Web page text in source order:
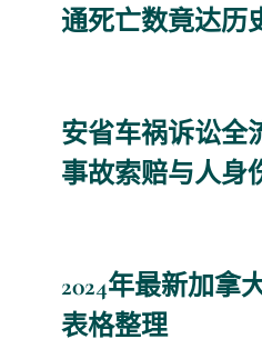
通死亡数竟达历
安省车祸诉讼全
事故索赔与人身
2024年最新加拿
表格整理